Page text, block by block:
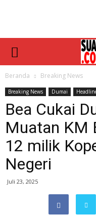
Beranda Breaking News
Breaking News Dumai
Bea Cukai
Muatan KM
12 milik
Negeri
Juli 23, 2025